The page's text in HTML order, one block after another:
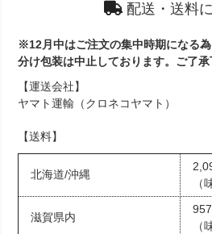
配送・送料
※12月中はご注文の集中時期になる
分け包装は中止しております。ご了承
【運送会社】
ヤマト運輸（クロネコヤマト）
【送料】
北海道/沖縄
（
滋賀県内
（